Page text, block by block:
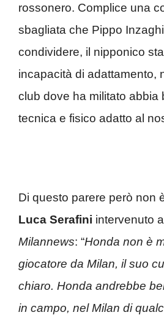
rossonero. Complice una
sbagliata che Pippo
condividere, il nipponico
incapacità di adattamento,
club dove ha militato abbia
tecnica e fisico adatto al
Di questo parere però non
Luca Serafini intervenuto
Milannews: “Honda non è
giocatore da Milan, il suo
chiaro. Honda andrebbe
in campo, nel Milan di